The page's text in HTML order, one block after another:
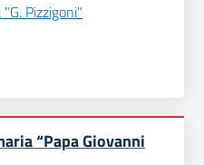
Pizzigoni"
“Papa Giovanni